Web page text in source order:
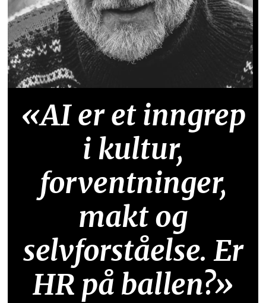
«AI er et inngrep
i kultur,
forventninger,
makt og
selvforståelse. Er
HR på ballen?»